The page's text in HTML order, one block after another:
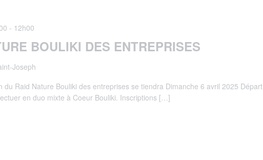
BOULIKI DES ENTREPRISES
- 12h00
Joseph
du Raid Nature Bouliki des entreprises se tiendra Dimanche 6 avril 2025 Départ
en duo mixte à Coeur Bouliki. Inscriptions […]